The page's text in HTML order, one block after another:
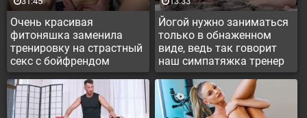
Очень красивая
фитоняшка заменила
тренировку на страстный
секс с бойфрендом
Йогой нужно заниматься
только в обнаженном
виде, ведь так говорит
наш симпатяжка тренер